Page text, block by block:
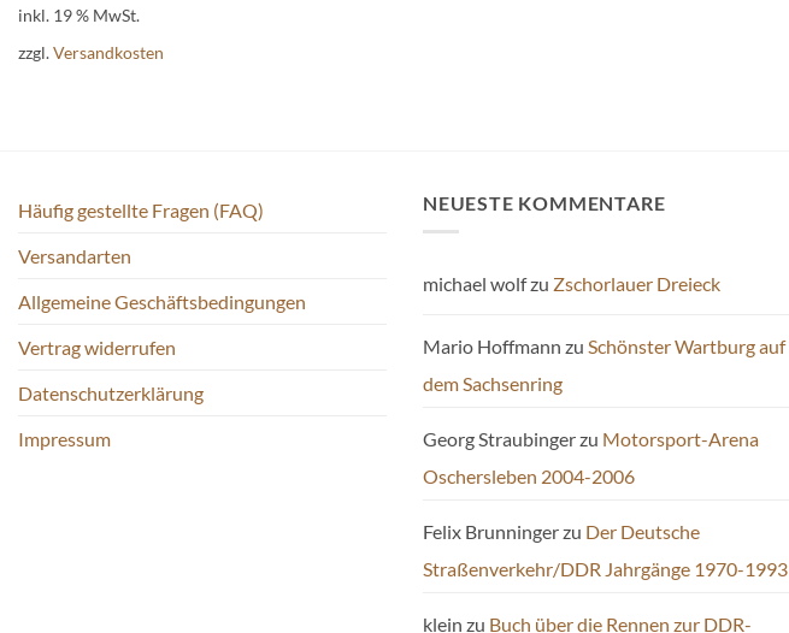
inkl. 19 % MwSt.
zzgl.Versandkosten
Häufig gestellte Fragen (FAQ)
Versandarten
Allgemeine Geschäftsbedingungen
Vertrag widerrufen
Datenschutzerklärung
Impressum
NEUESTE KOMMENTARE
michael wolfzu Zschorlauer Dreieck
Mario Hoffmann zu Schönster Wartburg auf
dem Sachsenring
Georg Straubingerzu Motorsport-Arena
Oschersleben 2004-2006
Felix Brunningerzu Der Deutsche
Straßenverkehr/DDR Jahrgänge 1970-1993
klein zu Buch über die Rennen zur DDR-